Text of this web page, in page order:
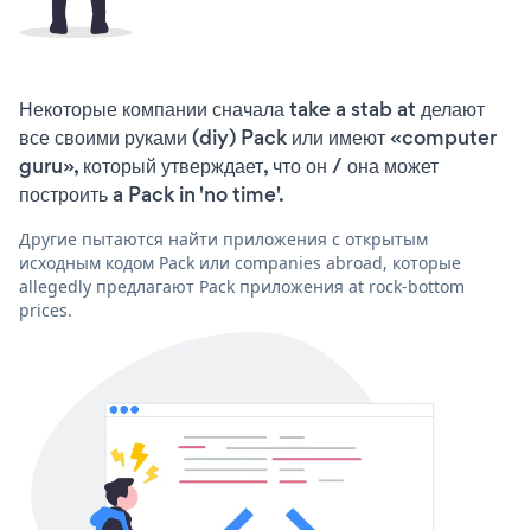
Некоторые компании сначала take a stab at делают
все своими руками (diy) Pack или имеют «computer
guru», который утверждает, что он / она может
построить a Pack in 'no time'.
Другие пытаются найти приложения с открытым
исходным кодом Pack или companies abroad, которые
allegedly предлагают Pack приложения at rock-bottom
prices.